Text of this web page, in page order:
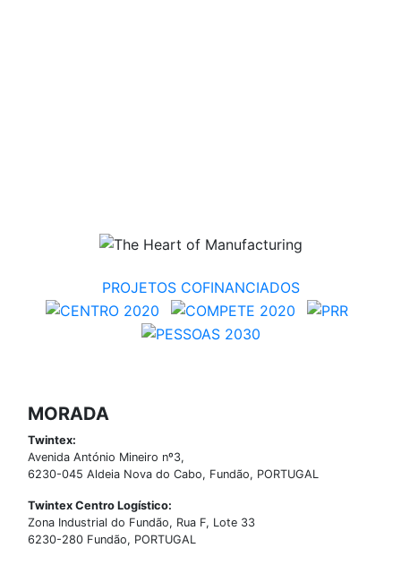
PROJETOS COFINANCIADOS
MORADA
Twintex:
Avenida António Mineiro nº3,
6230-045 Aldeia Nova do Cabo, Fundão, PORTUGAL
Twintex Centro Logístico:
Zona Industrial do Fundão, Rua F, Lote 33
6230-280 Fundão, PORTUGAL